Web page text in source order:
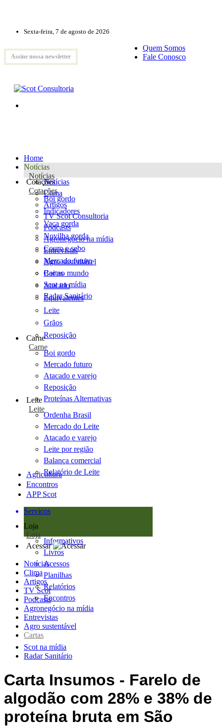
Sexta-feira, 7 de agosto de 2026
Assine nossa newsletter
Quem Somos
Fale Conosco
Home
Notícias
Notícias
Notícias
Clima
Artigos
TV Scot Consultoria
Podcasts
Agronegócio na mídia
Entrevistas
Agro sustentável
Cartas
Scot na mídia
Radar Sanitário
Cotações
Cotações
Boi gordo
Indicadores
Vaca gorda
Novilha gorda
Couro e sebo
Mercado futuro
Boi no mundo
Atacado
Equivalentes
Leite
Grãos
Reposição
Carne
Carne
Boi gordo
Mercado futuro
Atacado e varejo
Reposição
Proteínas Alternativas
Leite
Leite
Ordenha Brasil
Mercado do Leite
Atacado e varejo
Leite por região
Balança comercial
Relatório de Leite
Agricultura
Encontros
APP Scot
Serviços
Loja
Loja
Informativos
Livros
Acessos
Planilhas
Relatórios
Encontros
Acessar
Notícias
Clima
Artigos
TV Scot
Podcasts
Agronegócio na mídia
Entrevistas
Agro sustentável
Cartas
Scot na mídia
Radar Sanitário
Carta Insumos - Farelo de
algodão com 28% e 38% de
proteína bruta em São